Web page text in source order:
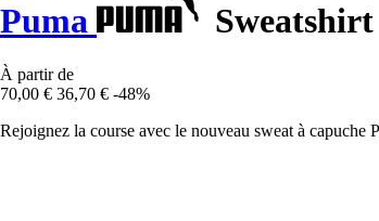
Puma
À partir de
70,00 € 36,70 € -48%
Rejoignez la course avec le nouveau sweat à